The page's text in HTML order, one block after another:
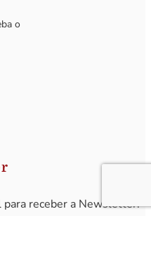
o
para receber a Newsletter.